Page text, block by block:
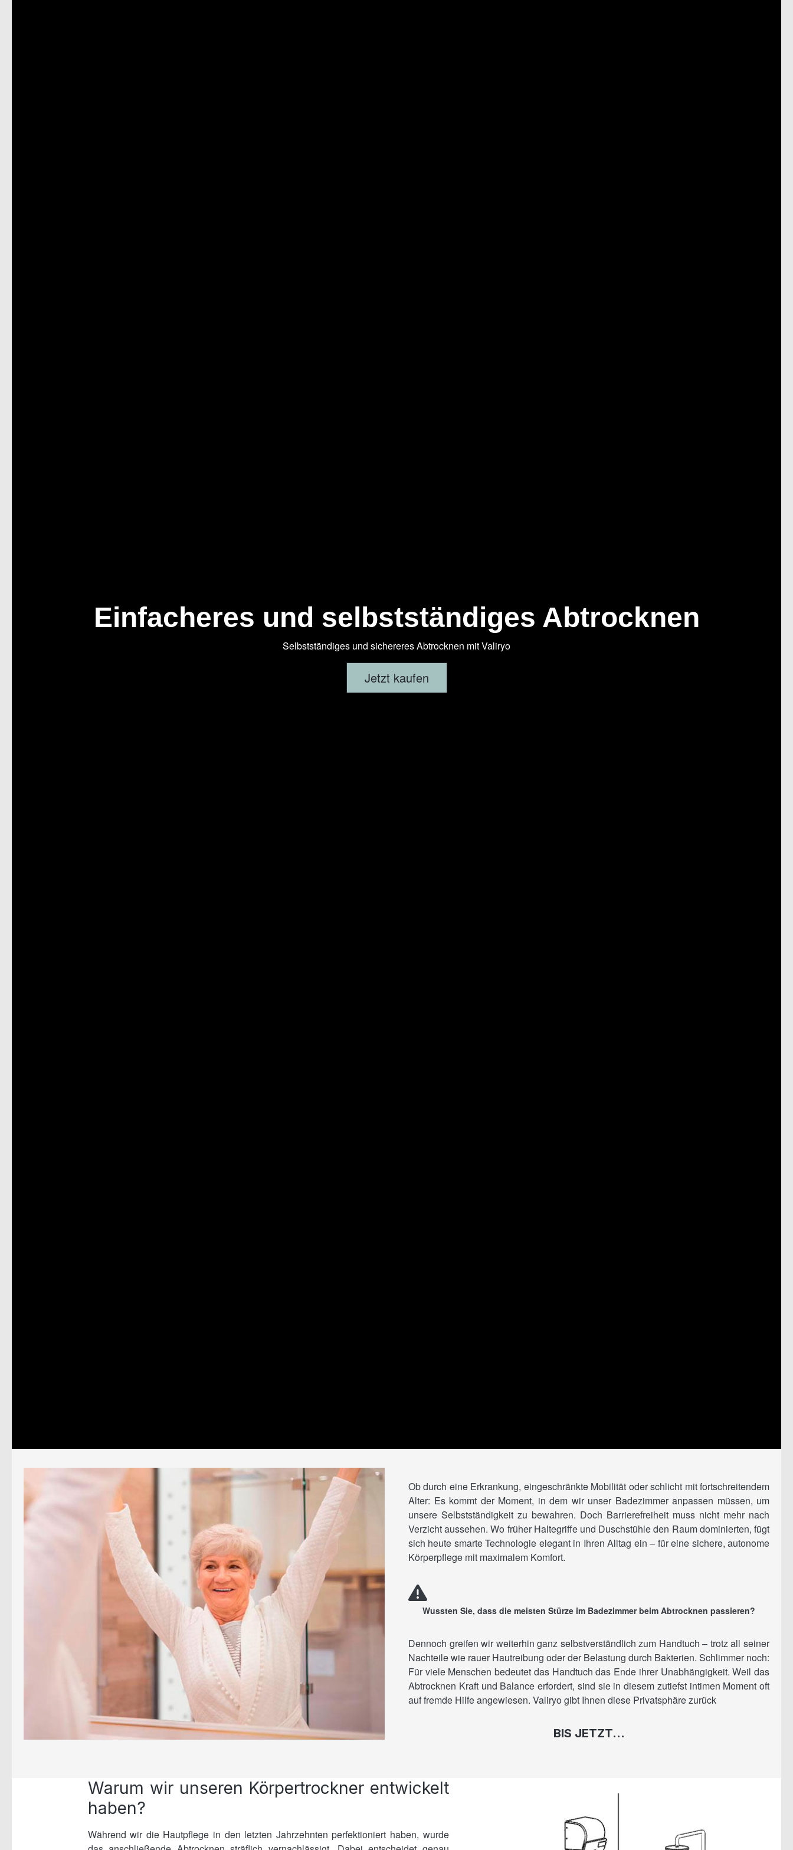
Einfacheres und selbstständiges Abtrocknen
Selbstständiges und sichereres Abtrocknen mit Valiryo
Jetzt kaufen
Ob durch eine Erkrankung, eingeschränkte Mobilität oder schlicht mit fortschreitendem
Alter: Es kommt der Moment, in dem wir unser Badezimmer anpassen müssen, um
unsere Selbstständigkeit zu bewahren. Doch Barrierefreiheit muss nicht mehr nach
Verzicht aussehen. Wo früher Haltegriffe und Duschstühle den Raum dominierten, fügt
sich heute smarte Technologie elegant in Ihren Alltag ein – für eine sichere, autonome
Körperpflege mit maximalem Komfort.
Wussten Sie, dass die meisten Stürze im Badezimmer beim Abtrocknen passieren?
Dennoch greifen wir weiterhin ganz selbstverständlich zum Handtuch – trotz all seiner
Nachteile wie rauer Hautreibung oder der Belastung durch Bakterien. Schlimmer noch:
Für viele Menschen bedeutet das Handtuch das Ende ihrer Unabhängigkeit. Weil das
Abtrocknen Kraft und Balance erfordert, sind sie in diesem zutiefst intimen Moment oft
auf fremde Hilfe angewiesen. Valiryo gibt Ihnen diese Privatsphäre zurück
BIS JETZT...
Warum wir unseren Körpertrockner entwickelt
haben?
Während wir die Hautpflege in den letzten Jahrzehnten perfektioniert haben, wurde